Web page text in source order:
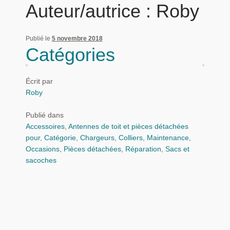
Panier
Produits populaires
Qui sommes-nous
Auteur/autrice : Roby
Publié le 5 novembre 2018
Catégories
Écrit par
Roby
Publié dans
Accessoires, Antennes de toit et pièces détachées
pour, Catégorie, Chargeurs, Colliers, Maintenance,
Occasions, Pièces détachées, Réparation, Sacs et
sacoches